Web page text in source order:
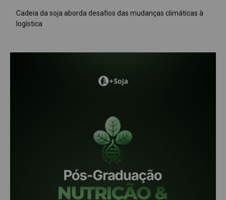
Cadeia da soja aborda desafios das mudanças climáticas à
logística